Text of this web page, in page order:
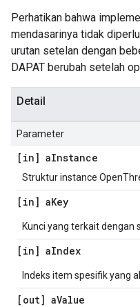
Perhatikan bahwa
mendasarinya tidak
urutan setelan dengan
DAPAT berubah setelah
Detail
Parameter
[in] aInstance
Struktur instance
[in] aKey
Kunci yang terkait dengan
[in] aIndex
Indeks item spesifik yang
[out] aValue